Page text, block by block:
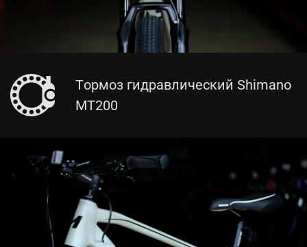
Тормоз гидравлический Shimano
MT200